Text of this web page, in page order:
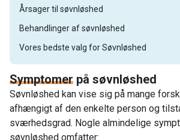
Symptomer på søvnløshed
Søvnløshed kan vise sig på mange
afhængigt af den enkelte person og
sværhedsgrad. Nogle almindelige
søvnløshed omfatter:
Årsager til søvnløshed
Behandlinger af søvnløshed
Vores bedste valg for Søvnløshed